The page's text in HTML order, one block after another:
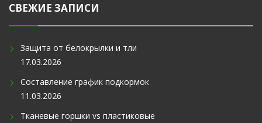
СВЕЖИЕ ЗАПИСИ
Защита от белокрылки и тли
17.03.2026
Составление график подкормок
11.03.2026
Тканевые горшки vs пластиковые